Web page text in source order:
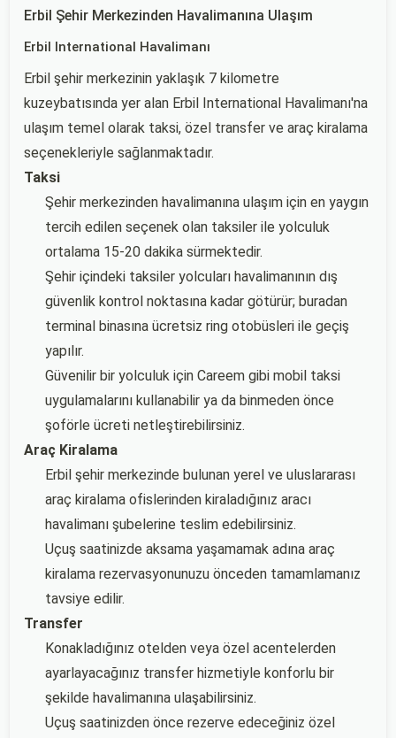
Erbil Şehir Merkezinden Havalimanına Ulaşım
Erbil International Havalimanı
Erbil şehir merkezinin yaklaşık 7 kilometre
kuzeybatısında yer alan Erbil International Havalimanı'na
ulaşım temel olarak taksi, özel transfer ve araç kiralama
seçenekleriyle sağlanmaktadır.
Taksi
Şehir merkezinden havalimanına ulaşım için en yaygın
tercih edilen seçenek olan taksiler ile yolculuk
ortalama 15-20 dakika sürmektedir.
Şehir içindeki taksiler yolcuları havalimanının dış
güvenlik kontrol noktasına kadar götürür; buradan
terminal binasına ücretsiz ring otobüsleri ile geçiş
yapılır.
Güvenilir bir yolculuk için Careem gibi mobil taksi
uygulamalarını kullanabilir ya da binmeden önce
şoförle ücreti netleştirebilirsiniz.
Araç Kiralama
Erbil şehir merkezinde bulunan yerel ve uluslararası
araç kiralama ofislerinden kiraladığınız aracı
havalimanı şubelerine teslim edebilirsiniz.
Uçuş saatinizde aksama yaşamamak adına araç
kiralama rezervasyonunuzu önceden tamamlamanız
tavsiye edilir.
Transfer
Konakladığınız otelden veya özel acentelerden
ayarlayacağınız transfer hizmetiyle konforlu bir
şekilde havalimanına ulaşabilirsiniz.
Uçuş saatinizden önce rezerve edeceğiniz özel